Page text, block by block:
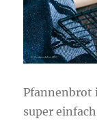
Pfannenbrot
super